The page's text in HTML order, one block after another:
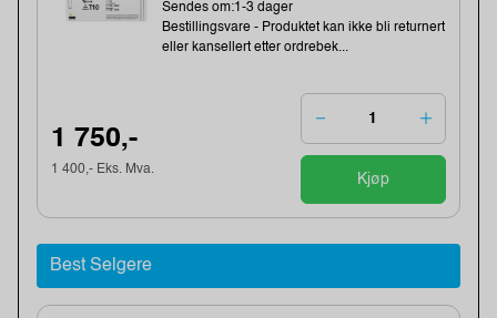
Sendes om:1-3 dager
Bestillingsvare - Produktet kan ikke bli returnert
eller kansellert etter ordrebek...
1 750,-
1 400,- Eks. Mva.
Kjøp
Best Selgere